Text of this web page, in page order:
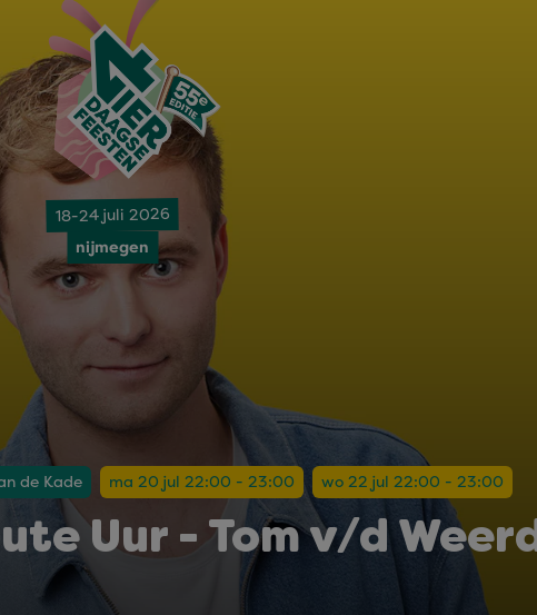
18-24 juli 2026
nijmegen
de Kade ma 20 jul 22:00 - 23:00 wo 22 jul 22:00 - 23:00
Uur - Tom v/d